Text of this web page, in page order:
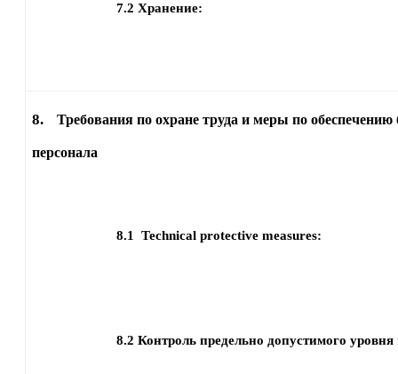
7.2 Хранение:
8. Требования по охране труда и меры по обеспечению
персонала
8.1 Technical protective measures:
8.2 Контроль предельно допустимого уровня